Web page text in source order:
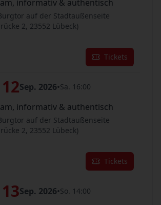
informativ & authentisch
auf der Stadtaußenseite
2, 23552 Lübeck)
Tickets
12Sep. 2026•Sa. 16:00
informativ & authentisch
auf der Stadtaußenseite
2, 23552 Lübeck)
Tickets
13Sep. 2026•So. 14:00